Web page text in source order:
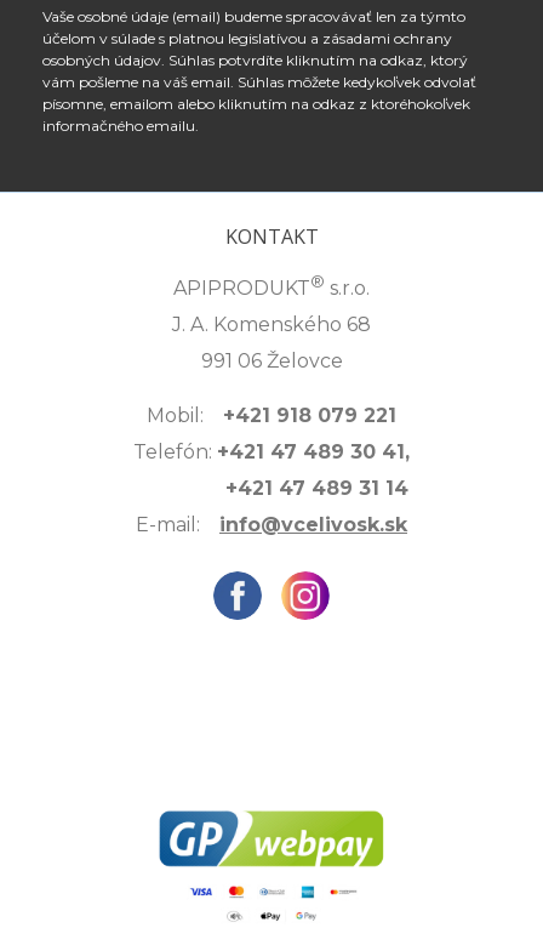
Vaše osobné údaje (email) budeme spracovávať len za týmto
účelom v súlade s platnou legislatívou a zásadami ochrany
osobných údajov. Súhlas potvrdíte kliknutím na odkaz, ktorý
vám pošleme na váš email. Súhlas môžete kedykoľvek odvolať
písomne, emailom alebo kliknutím na odkaz z ktoréhokoľvek
informačného emailu.
KONTAKT
APIPRODUKT® s.r.o.
J. A. Komenského 68
991 06 Želovce
Mobil: +421 918 079 221
Telefón: +421 47 489 30 41,
+421 47 489 31 14
E-mail: info@vcelivosk.sk